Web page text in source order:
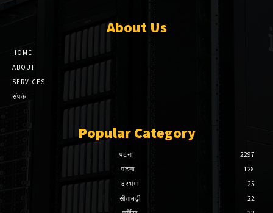
About Us
HOME
ABOUT
SERVICES
संपर्क
Popular Category
पटना
2297
पटना
128
दरभंगा
25
सीतामढ़ी
22